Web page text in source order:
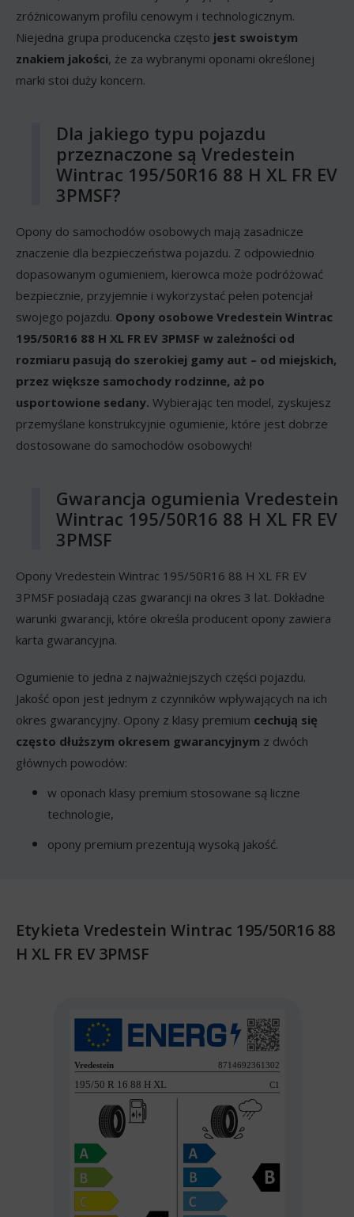
zróżnicowanym profilu cenowym i technologicznym.
Niejedna grupa producencka często jest swoistym
znakiem jakości, że za wybranymi oponami określonej
marki stoi duży koncern.
Dla jakiego typu pojazdu
przeznaczone są Vredestein
Wintrac 195/50R16 88 H XL FR EV
3PMSF?
Opony do samochodów osobowych mają zasadnicze
znaczenie dla bezpieczeństwa pojazdu. Z odpowiednio
dopasowanym ogumieniem, kierowca może podróżować
bezpiecznie, przyjemnie i wykorzystać pełen potencjał
swojego pojazdu. Opony osobowe Vredestein Wintrac
195/50R16 88 H XL FR EV 3PMSF w zależności od
rozmiaru pasują do szerokiej gamy aut – od miejskich,
przez większe samochody rodzinne, aż po
usportowione sedany. Wybierając ten model, zyskujesz
przemyślane konstrukcyjnie ogumienie, które jest dobrze
dostosowane do samochodów osobowych!
Gwarancja ogumienia Vredestein
Wintrac 195/50R16 88 H XL FR EV
3PMSF
Opony Vredestein Wintrac 195/50R16 88 H XL FR EV
3PMSF posiadają czas gwarancji na okres 3 lat. Dokładne
warunki gwarancji, które określa producent opony zawiera
karta gwarancyjna.
Ogumienie to jedna z najważniejszych części pojazdu.
Jakość opon jest jednym z czynników wpływających na ich
okres gwarancyjny. Opony z klasy premium cechują się
często dłuższym okresem gwarancyjnym z dwóch
głównych powodów:
w oponach klasy premium stosowane są liczne
technologie,
opony premium prezentują wysoką jakość.
Etykieta Vredestein Wintrac 195/50R16 88
H XL FR EV 3PMSF